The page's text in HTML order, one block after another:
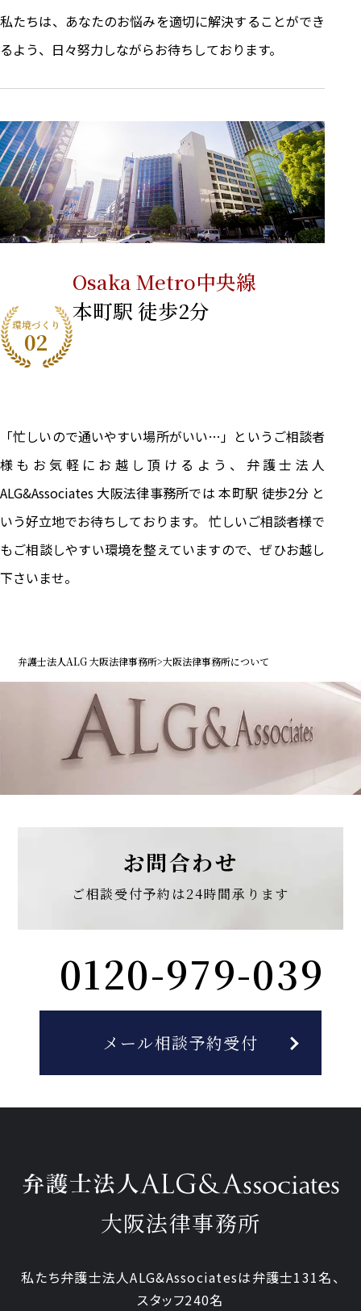
私たちは、あなたのお悩みを適切に解決することができ
るよう、日々努力しながらお待ちしております。
環境づくり
02
Osaka Metro中央線
本町駅 徒歩2分
「忙しいので通いやすい場所がいい…」というご相談者
様もお気軽にお越し頂けるよう、弁護士法人
ALG&Associates 大阪法律事務所では 本町駅 徒歩2分 と
いう好立地でお待ちしております。 忙しいご相談者様で
もご相談しやすい環境を整えていますので、ぜひお越し
下さいませ。
弁護士法人ALG 大阪法律事務所>大阪法律事務所について
お問合わせ
ご相談受付予約は24時間承ります
0120-979-039
メール相談予約受付
大阪法律事務所
私たち弁護士法人ALG&Associatesは弁護士131名、
スタッフ240名